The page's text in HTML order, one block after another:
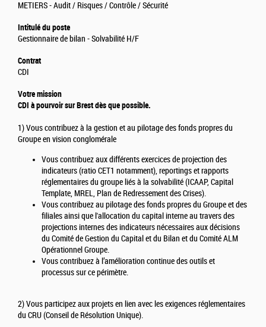
METIERS - Audit / Risques / Contrôle / Sécurité
Intitulé du poste
Gestionnaire de bilan - Solvabilité H/F
Contrat
CDI
Votre mission
CDI à pourvoir sur Brest dès que possible.
1) Vous contribuez à la gestion et au pilotage des fonds propres du
Groupe en vision conglomérale
Vous contribuez aux différents exercices de projection des
indicateurs (ratio CET1 notamment), reportings et rapports
réglementaires du groupe liés à la solvabilité (ICAAP, Capital
Template, MREL, Plan de Redressement des Crises).
Vous contribuez au pilotage des fonds propres du Groupe et des
filiales ainsi que l'allocation du capital interne au travers des
projections internes des indicateurs nécessaires aux décisions
du Comité de Gestion du Capital et du Bilan et du Comité ALM
Opérationnel Groupe.
Vous contribuez à l’amélioration continue des outils et
processus sur ce périmètre.
2) Vous participez aux projets en lien avec les exigences réglementaires
du CRU (Conseil de Résolution Unique).